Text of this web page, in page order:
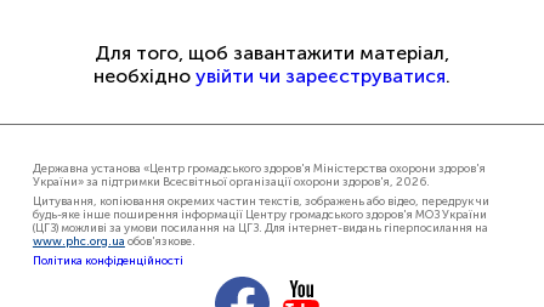
Для того, щоб завантажити матеріал,
необхідно увійти чи зареєструватися.
Державна установа «Центр громадського здоров'я Міністерства охорони здоров'я
України» за підтримки Всесвітньої організації охорони здоров'я, 2026.
Цитування, копіювання окремих частин текстів, зображень або відео, передрук чи
будь-яке інше поширення інформації Центру громадського здоров'я МОЗ України
(ЦГЗ) можливі за умови посилання на ЦГЗ. Для інтернет-видань гіперпосилання на
www.phc.org.ua обов'язкове.
Політика конфіденційності